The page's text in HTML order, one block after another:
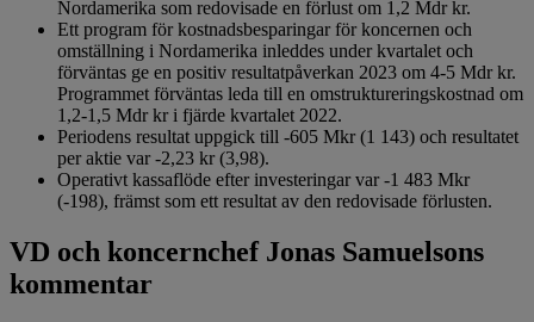
Nordamerika som redovisade en förlust om 1,2 Mdr kr.
Ett program för kostnadsbesparingar för koncernen och
omställning i Nordamerika inleddes under kvartalet och
förväntas ge en positiv resultatpåverkan 2023 om 4-5 Mdr kr.
Programmet förväntas leda till en omstruktureringskostnad om
1,2-1,5 Mdr kr i fjärde kvartalet 2022.
Periodens resultat uppgick till -605 Mkr (1 143) och resultatet
per aktie var -2,23 kr (3,98).
Operativt kassaflöde efter investeringar var -1 483 Mkr
(-198), främst som ett resultat av den redovisade förlusten.
VD och koncernchef Jonas Samuelsons
kommentar